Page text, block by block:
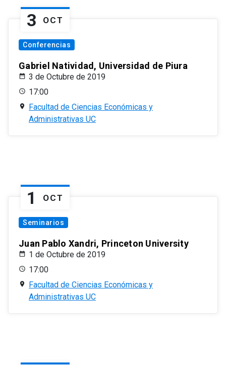
3 OCT
Conferencias
Gabriel Natividad, Universidad de Piura
3 de Octubre de 2019
17:00
Facultad de Ciencias Económicas y
Administrativas UC
1 OCT
Seminarios
Juan Pablo Xandri, Princeton University
1 de Octubre de 2019
17:00
Facultad de Ciencias Económicas y
Administrativas UC